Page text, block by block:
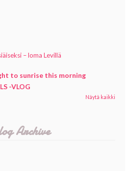
– loma Levillä
to sunrise this morning
-VLOG
Näytä kaikki
Archive